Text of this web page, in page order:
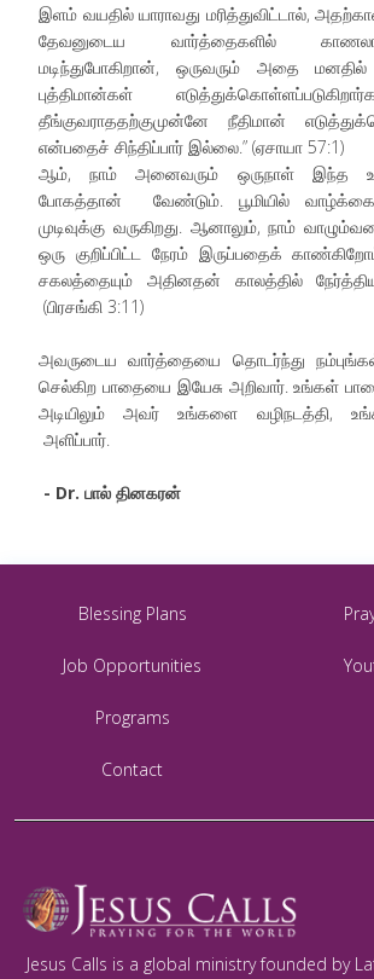
இளம் வயதில் யாராவது மரித்துவிட்டால்,
தேவனுடைய வார்த்தைகளில்
மடிந்துபோகிறான், ஒருவரும் அதை
புத்திமான்கள்
தீங்குவராததற்குமுன்னே நீதிமான்
என்பதைச் சிந்திப்பார் இல்லை.” (ஏசாயா 57:1)
ஆம், நாம் அனைவரும் ஒருநாள் இந்த
போகத்தான் வேண்டும். பூமியில்
முடிவுக்கு வருகிறது. ஆனாலும், நாம்
ஒரு குறிப்பிட்ட நேரம் இருப்பதைக்
சகலத்தையும் அதினதன் காலத்தில்
(பிரசங்கி 3:11)
அவருடைய வார்த்தையை தொடர்ந்து
செல்கிற பாதையை இயேசு அறிவார். உங்கள்
அடியிலும் அவர் உங்களை வழிநடத்தி,
அளிப்பார்.
- Dr. பால் தினகரன்
Blessing Plans
Job Opportunities
Programs
Contact
Jesus Calls is a global ministry founded by